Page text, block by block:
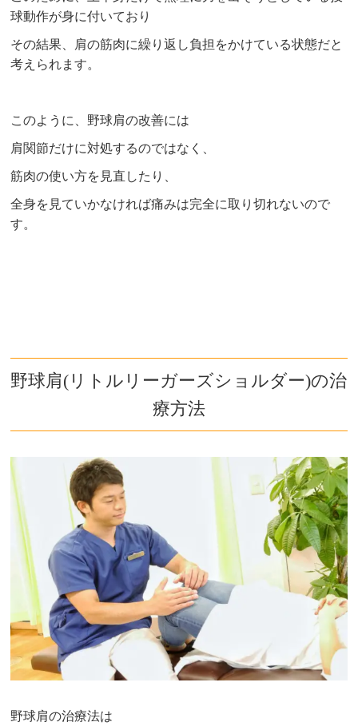
球動作が身に付いており
その結果、肩の筋肉に繰り返し負担をかけている状態だと
考えられます。
このように、野球肩の改善には
肩関節だけに対処するのではなく、
筋肉の使い方を見直したり、
全身を見ていかなければ痛みは完全に取り切れないので
す。
野球肩(リトルリーガーズショルダー)の治
療方法
野球肩の治療法は